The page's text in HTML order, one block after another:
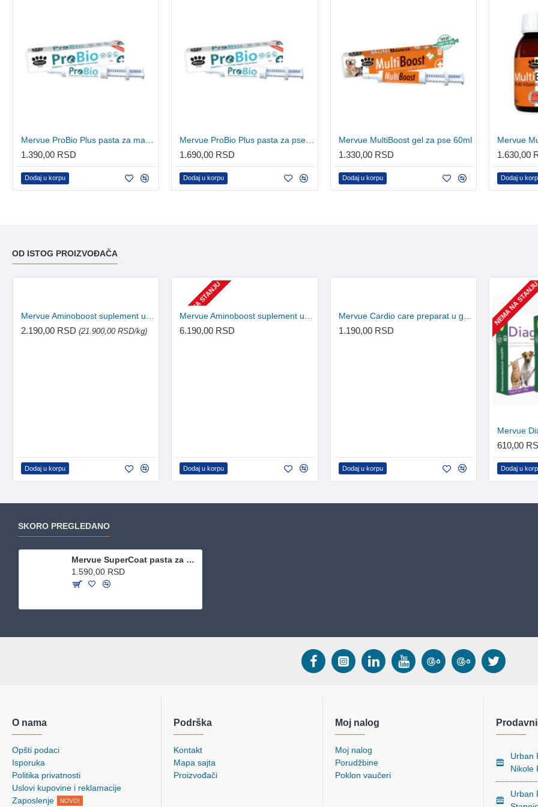
Mervue ProBio Plus pasta za mačke 15ml
1.390,00 RSD
Dodaj u korpu
Mervue ProBio Plus pasta za pse i mačke 30ml
1.690,00 RSD
Dodaj u korpu
Mervue MultiBoost gel za pse 60ml
1.330,00 RSD
Dodaj u korpu
1.630,00
Dodaj u
OD ISTOG PROIZVOĐAČA
Mervue Aminoboost suplement u prašku za pse 100g
2.190,00 RSD (21.900,00 RSD/kg)
Dodaj u korpu
NEMA NA STANJU Mervue Aminoboost suplement u prašku za pse 700g
6.190,00 RSD
Dodaj u korpu
Mervue Cardio care preparat u gelu za pse 30ml
1.190,00 RSD
Dodaj u korpu
NEMA NA
610,00
Dodaj u
SKORO PREGLEDANO
Mervue SuperCoat pasta za pse 60ml
1.590,00 RSD
O nama
Opšti podaci
Isporuka
Politika privatnosti
Uslovi kupovine i reklamacije
Zaposlenje
NOVO!
Podrška
Kontakt
Mapa sajta
Proizvođači
Moj nalog
Moj nalog
Porudžbine
Poklon vaučeri
Urban
Nikole
Urban